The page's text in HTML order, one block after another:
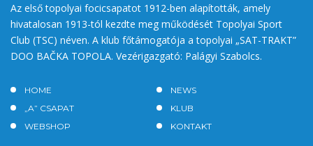
Az első topolyai focicsapatot 1912-ben alapították, amely
hivatalosan 1913-tól kezdte meg működését Topolyai Sport
Club (TSC) néven. A klub főtámogatója a topolyai „SAT-TRAKT”
DOO BAČKA TOPOLA. Vezérigazgató: Palágyi Szabolcs.
HOME
NEWS
„A” CSAPAT
KLUB
WEBSHOP
KONTAKT